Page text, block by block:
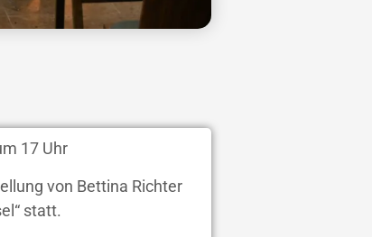
17 Uhr
von Bettina Richter
statt.